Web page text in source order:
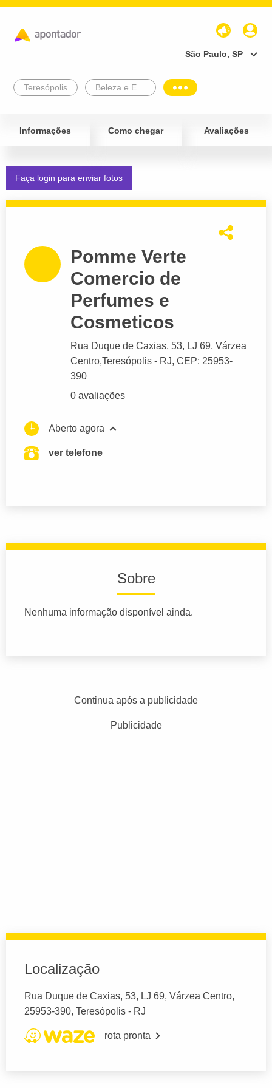
São Paulo, SP
Teresópolis
Informações Como chegar Avaliações
Faça login para enviar fotos
Pomme Verte
Comercio de
Perfumes e
Cosmeticos
Rua Duque de Caxias, 53, LJ 69, Várzea
Centro,Teresópolis - RJ, CEP: 25953-
390
0 avaliações
Aberto agora
ver telefone
Sobre
Nenhuma informação disponível ainda.
Continua após a publicidade
Publicidade
Localização
Rua Duque de Caxias, 53, LJ 69, Várzea Centro,
25953-390, Teresópolis - RJ
rota pronta